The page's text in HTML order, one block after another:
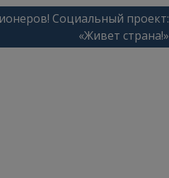
Социальный проект:
«Живет страна!»